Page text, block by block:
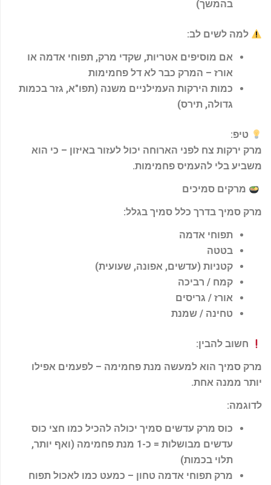
בהמשך)
למה לשים לב:
אם מוסיפים אטריות, שקדי מרק, תפוחי אדמה או
אורז – המרק כבר לא דל פחמימות
כמות הירקות העמילניים משנה (תפו"א, גזר בכמות
גדולה, תירס)
טיפ:
מרק ירקות צח לפני הארוחה יכול לעזור באיזון – כי הוא
משביע בלי להעמיס פחמימות.
מרקים סמיכים
מרק סמיך בדרך כלל סמיך בגלל:
תפוחי אדמה
בטטה
קטניות (עדשים, אפונה, שעועית)
קמח / רביכה
אורז / גריסים
טחינה / שמנת
חשוב להבין:
מרק סמיך הוא למעשה מנת פחמימה – לפעמים אפילו
יותר ממנה אחת.
לדוגמה:
כוס מרק עדשים סמיך יכולה להכיל כמו חצי כוס
עדשים מבושלות = כ-1 מנת פחמימה (ואף יותר,
תלוי בכמות)
מרק תפוחי אדמה טחון – כמעט כמו לאכול תפוח